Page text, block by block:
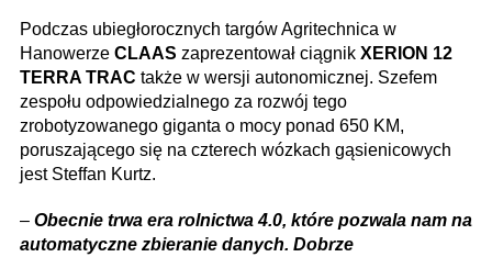
Podczas ubiegłorocznych targów Agritechnica w
Hanowerze CLAAS zaprezentował ciągnik XERION 12
TERRA TRAC także w wersji autonomicznej. Szefem
zespołu odpowiedzialnego za rozwój tego
zrobotyzowanego giganta o mocy ponad 650 KM,
poruszającego się na czterech wózkach gąsienicowych
jest Steffan Kurtz.
– Obecnie trwa era rolnictwa 4.0, które pozwala nam na
automatyczne zbieranie danych. Dobrze